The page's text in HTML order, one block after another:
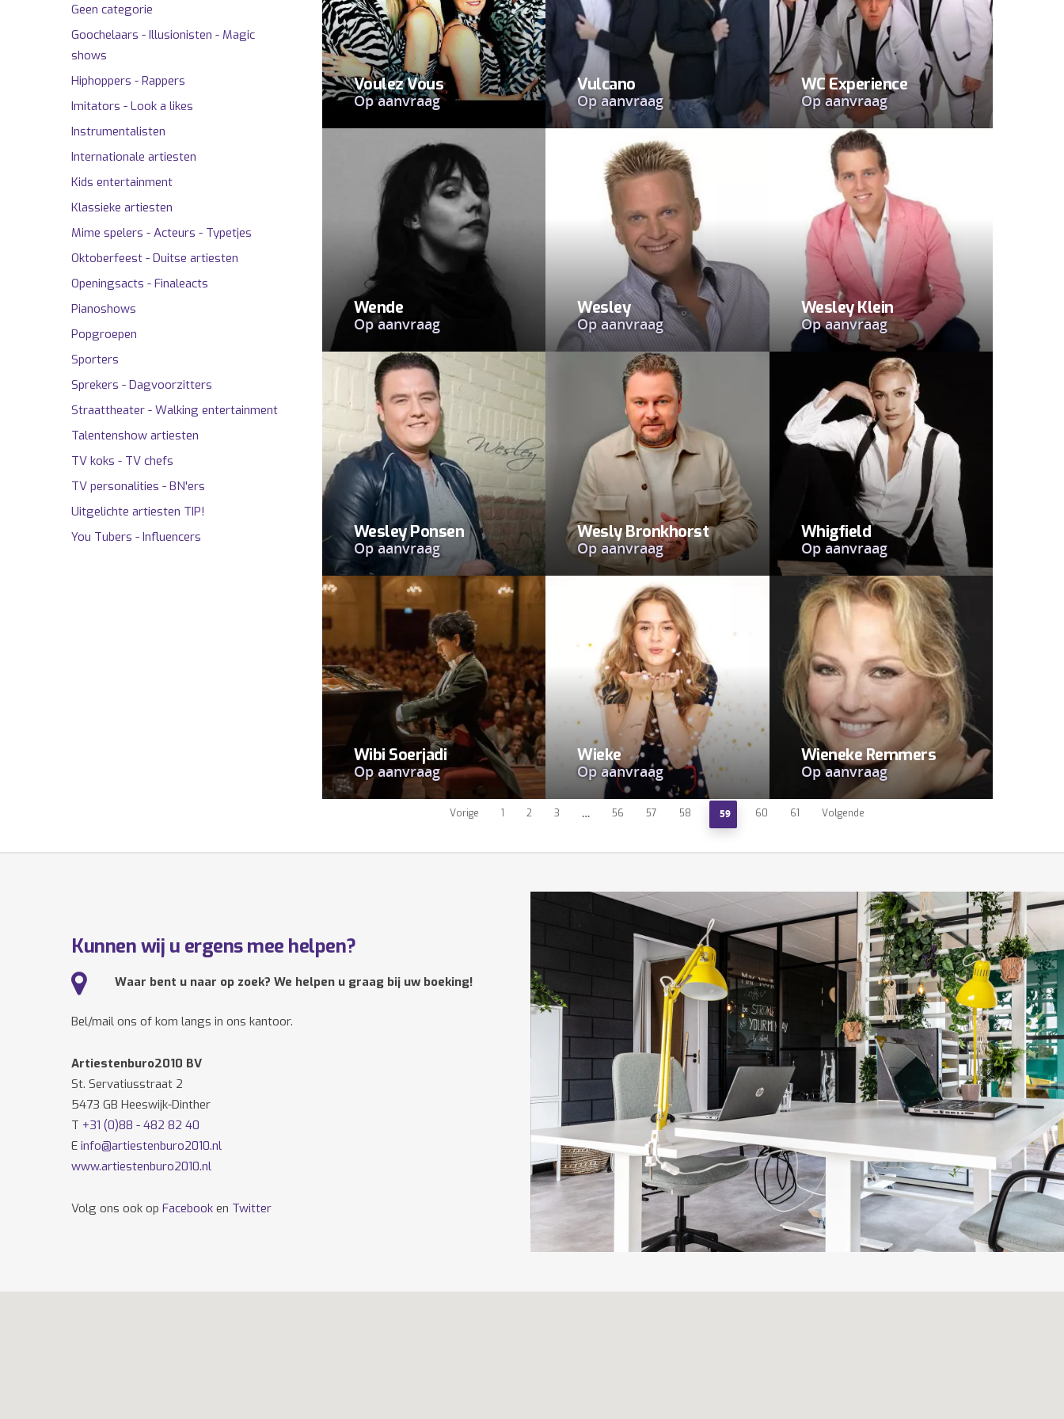
Geen categorie
Goochelaars - Illusionisten - Magic
shows
Hiphoppers - Rappers
Imitators - Look a likes
Instrumentalisten
Internationale artiesten
Kids entertainment
Klassieke artiesten
Mime spelers - Acteurs - Typetjes
Oktoberfeest - Duitse artiesten
Openingsacts - Finaleacts
Pianoshows
Popgroepen
Sporters
Sprekers - Dagvoorzitters
Straattheater - Walking entertainment
Talentenshow artiesten
TV koks - TV chefs
TV personalities - BN'ers
Uitgelichte artiesten TIP!
You Tubers - Influencers
Voulez Vous
Op aanvraag
Vulcano
Op aanvraag
WC Experience
Op aanvraag
Wende
Op aanvraag
Wesley
Op aanvraag
Wesley Klein
Op aanvraag
Wesley Ponsen
Op aanvraag
Wesly Bronkhorst
Op aanvraag
Whigfield
Op aanvraag
Wibi Soerjadi
Op aanvraag
Wieke
Op aanvraag
Wieneke Remmers
Op aanvraag
Vorige 1 2 3 … 56 57 58 59 60 61 Volgende
Kunnen wij u ergens mee helpen?
Waar bent u naar op zoek? We helpen u graag bij uw boeking!
Bel/mail ons of kom langs in ons kantoor.
Artiestenburo2010 BV
St. Servatiusstraat 2
5473 GB Heeswijk-Dinther
T +31 (0)88 - 482 82 40
E info@artiestenburo2010.nl
www.artiestenburo2010.nl
Volg ons ook op Facebook en Twitter